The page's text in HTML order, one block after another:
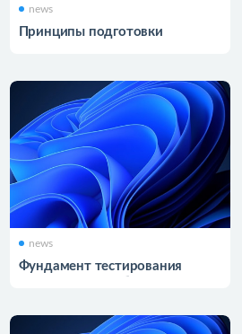
news
Принципы подготовки
news
Фундамент тестирования